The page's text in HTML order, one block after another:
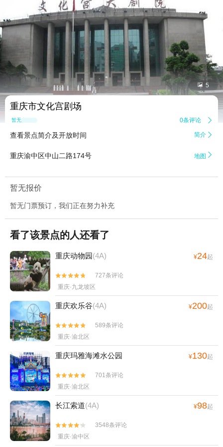
 5
重庆市文化宫剧场
暂无点评 0条评论 
查看景点简介及开放时间 简介 
重庆渝中区中山二路174号 地图 
暂无报价
暂无门票预订，我们正在努力补充
看了该景点的人还看了
重庆动物园(4A) ¥24起


727条评论
重庆·九龙坡区
重庆欢乐谷(4A) ¥200起


589条评论
重庆·渝北区
重庆玛雅海滩水公园 ¥130起


701条评论
重庆·渝北区
长江索道(4A) ¥98起


3548条评论
重庆·渝中区